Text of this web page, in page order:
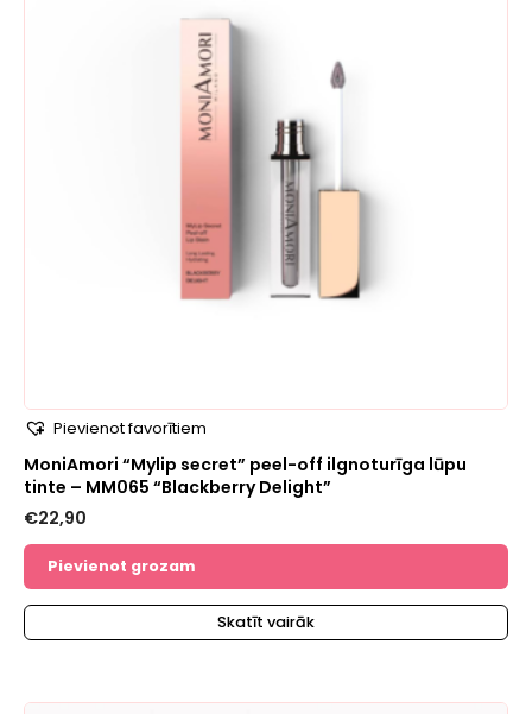
Pievienot favorītiem
MoniAmori “Mylip secret” peel-off ilgnoturīga lūpu
tinte – MM065 “Blackberry Delight”
€22,90
Pievienot grozam
Skatīt vairāk